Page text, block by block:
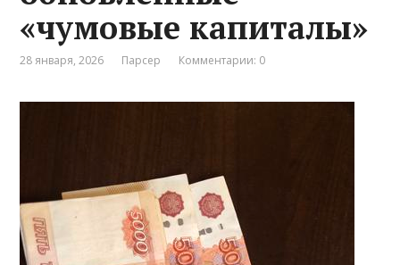
«чумовые капиталы»
28 января, 2026 Парсер Комментарии: 0